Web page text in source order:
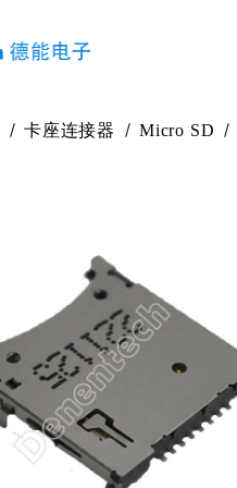
卡座连接器 Micro SD